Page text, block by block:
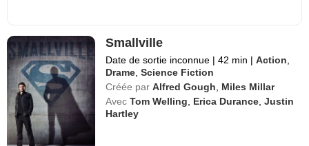
Smallville
Date de sortie inconnue | 42 min | Action
Drame ,Science Fiction
Créée par Alfred Gough
Miles Millar
Avec Tom Welling Erica Durance ,Justin
Hartley